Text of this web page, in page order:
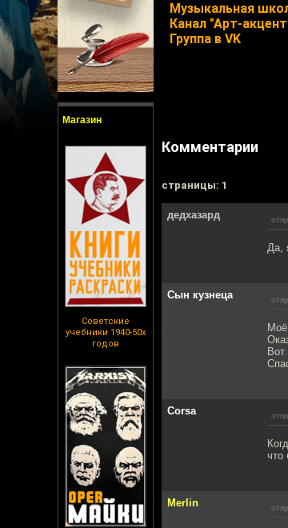
Магазин
Советские
учебники 1940-50х
годов
Музыкальная
Канал "Арт-
Группа в VK
Комментарии
cтраницы: 1
дедхазард
Да,
Сын кузнеца
Моё
Вот
Corsa
что
Merlin